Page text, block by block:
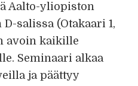
Aalto-yliopiston
salissa (Otakaari 1,
avoin kaikille
Seminaari alkaa
ja päättyy